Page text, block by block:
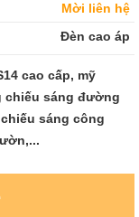
Mời liên hệ
Đèn cao áp
cao cấp, mỹ
chiếu sáng đường
sáng công